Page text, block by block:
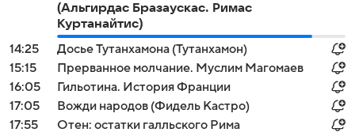
(Альгирдас Бразаускас. Римас
Куртанайтис)
14:25
Досье Тутанхамона (Тутанхамон)
15:15
Прерванное молчание. Муслим Магомаев
16:05
Гильотина. История Франции
17:05
Вожди народов (Фидель Кастро)
17:55
Отен: остатки галльского Рима